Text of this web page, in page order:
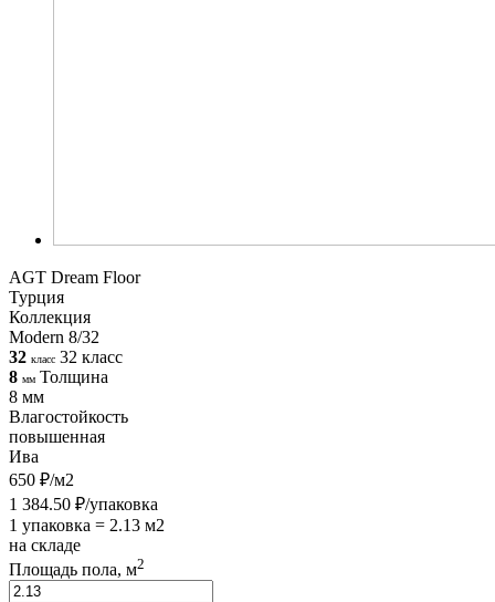
AGT Dream Floor
Турция
Коллекция
Modern 8/32
32 класс 32 класс
8 мм Толщина
8 мм
Влагостойкость
повышенная
Ива
650 ₽/м2
1 384.50 ₽/упаковка
1 упаковка = 2.13 м2
на складе
Площадь пола, м2